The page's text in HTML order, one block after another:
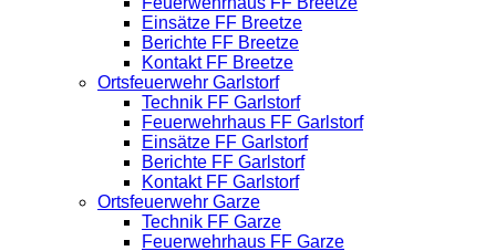
Einsätze FF Breetze
Berichte FF Breetze
Kontakt FF Breetze
Ortsfeuerwehr Garlstorf
Technik FF Garlstorf
Feuerwehrhaus FF Garlstorf
Einsätze FF Garlstorf
Berichte FF Garlstorf
Kontakt FF Garlstorf
Ortsfeuerwehr Garze
Technik FF Garze
Feuerwehrhaus FF Garze